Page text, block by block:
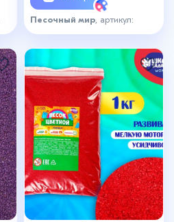
Песочный мир , артикул:
1033180